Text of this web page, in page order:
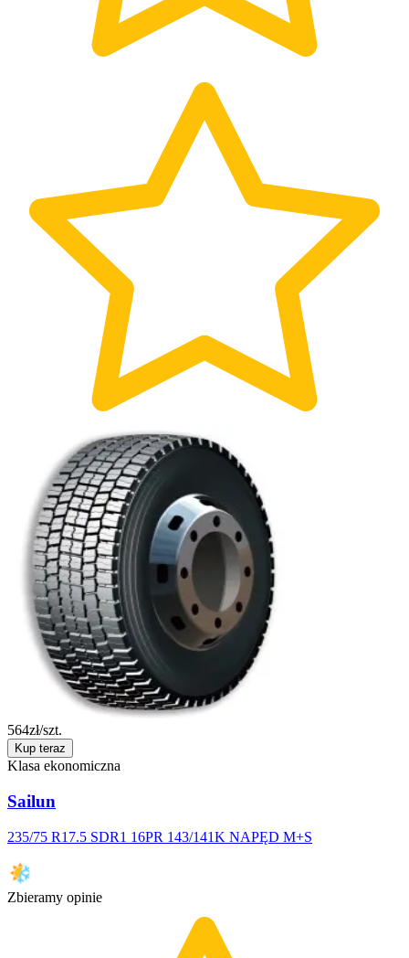
564zł/szt.
Kup teraz
Klasa ekonomiczna
Sailun
235/75 R17.5 SDR1 16PR 143/141K NAPĘD M+S
Zbieramy opinie